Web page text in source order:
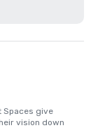
Spaces give
vision down